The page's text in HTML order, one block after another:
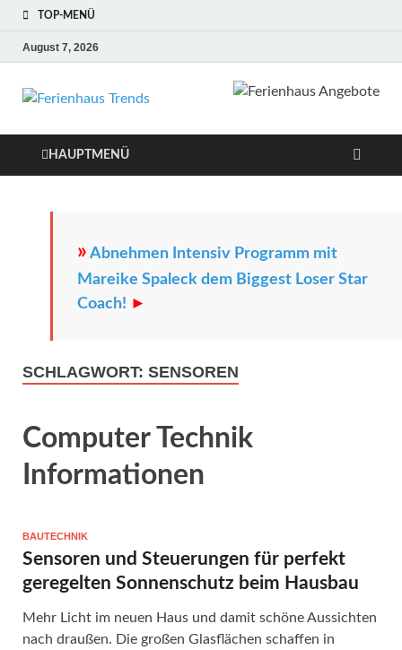
TOP-MENÜ
August 7, 2026
Ferienhaus
Trends
Ferienwohnungen in Europa
HAUPTMENÜ
» Abnehmen Intensiv Programm mit
Mareike Spaleck dem Biggest Loser Star
Coach! ►
SCHLAGWORT: SENSOREN
Computer Technik
Informationen
BAUTECHNIK
Sensoren und Steuerungen für perfekt
geregelten Sonnenschutz beim Hausbau
Mehr Licht im neuen Haus und damit schöne Aussichten
nach draußen. Die großen Glasflächen schaffen in